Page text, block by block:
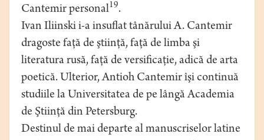
Cantemir personal19.
Ivan Iliinski i-a insuflat tânărului A. Cantemir
dragoste faţă de ştiinţă, faţă de limba şi
literatura rusă, faţă de versificaţie, adică de arta
poetică. Ulterior, Antioh Cantemir îşi continuă
studiile la Universitatea de pe lângă Academia
de Ştiinţă din Petersburg.
Destinul de mai departe al manuscriselor latine